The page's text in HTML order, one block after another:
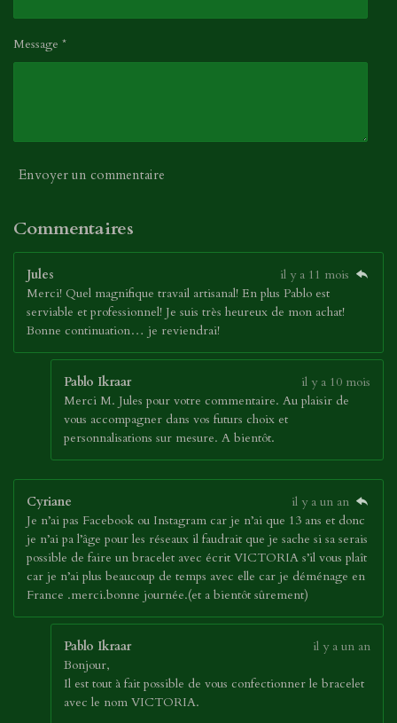
Message *
Envoyer un commentaire
Commentaires
Jules
il y a 11 mois
Merci! Quel magnifique travail artisanal! En plus Pablo est
serviable et professionnel! Je suis très heureux de mon achat!
Bonne continuation… je reviendrai!
Pablo Ikraar
il y a 10 mois
Merci M. Jules pour votre commentaire. Au plaisir de
vous accompagner dans vos futurs choix et
personnalisations sur mesure. A bientôt.
Cyriane
il y a un an
Je n’ai pas Facebook ou Instagram car je n’ai que 13 ans et donc
je n’ai pa l’âge pour les réseaux il faudrait que je sache si sa serais
possible de faire un bracelet avec écrit VICTORIA s’il vous plaît
car je n’ai plus beaucoup de temps avec elle car je déménage en
France .merci.bonne journée.(et a bientôt sûrement)
Pablo Ikraar
il y a un an
Bonjour,
Il est tout à fait possible de vous confectionner le bracelet
avec le nom VICTORIA.